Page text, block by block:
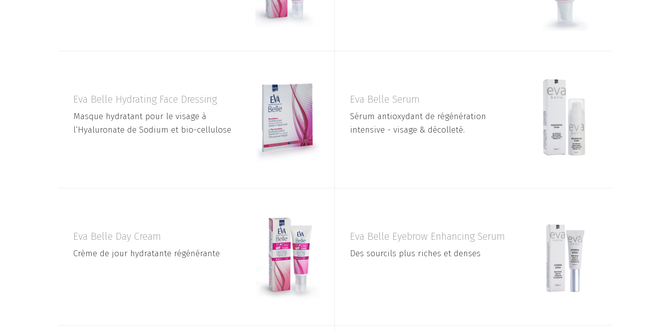
Eva Belle Hydrating Face Dressing
Masque hydratant pour le visage à
l‘Hyaluronate de Sodium et bio-cellulose
Eva Belle Serum
Sérum antioxydant de régénération
intensive - visage & décolleté.
Eva Belle Day Cream
Crème de jour hydratante régénérante
Eva Belle Eyebrow Enhancing Serum
Des sourcils plus riches et denses